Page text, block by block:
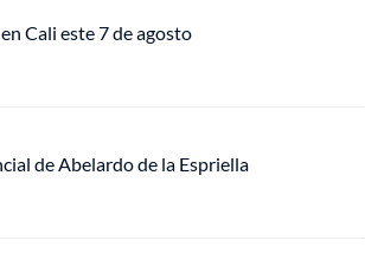
Cali este 7 de agosto
de Abelardo de la Espriella